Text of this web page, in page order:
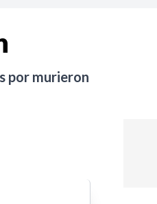
por murieron